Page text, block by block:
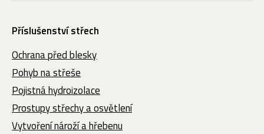
Příslušenství střech
Ochrana před blesky
Pohyb na střeše
Pojistná hydroizolace
Prostupy střechy a osvětlení
Vytvoření nároží a hřebenu